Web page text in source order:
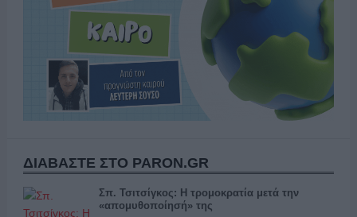
ΔΙΑΒΑΣΤΕ ΣΤΟ PARON.GR
Σπ. Τσιτσίγκος: Η τρομοκρατία μετά την
«απομυθοποίησή» της